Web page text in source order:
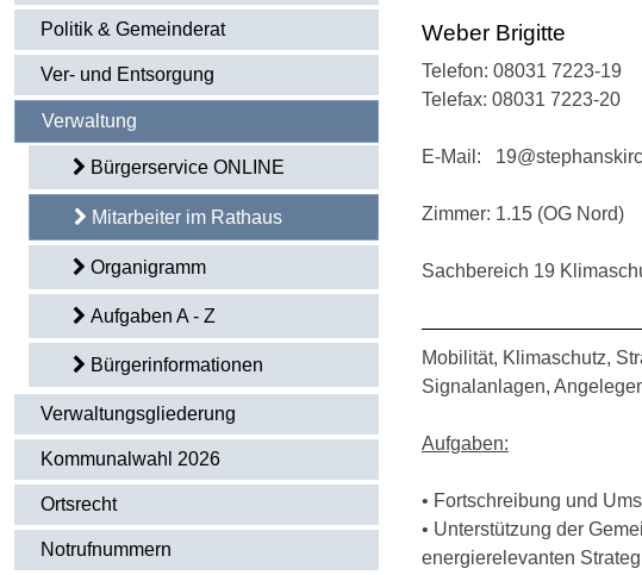
Politik & Gemeinderat
Ver- und Entsorgung
Verwaltung
Bürgerservice ONLINE
Mitarbeiter im Rathaus
Organigramm
Aufgaben A - Z
Bürgerinformationen
Verwaltungsgliederung
Kommunalwahl 2026
Ortsrecht
Notrufnummern
Weber Brigitte
Telefon: 08031 7223-19
Telefax: 08031 7223-20
E-Mail:
Zimmer: 1.15 (OG Nord)
Sachbereich 19
Mobilität, Klimaschutz,
Signalanlagen,
Aufgaben:
• Fortschreibung und
• Unterstützung der
energierelevanten